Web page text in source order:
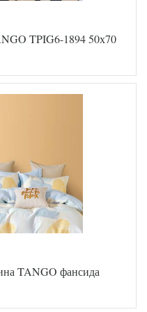
TPIG6-1894 50х70
TANGO фансида